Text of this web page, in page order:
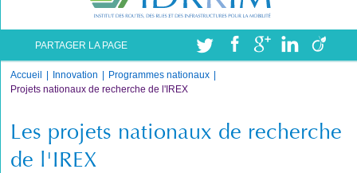
PARTAGER LA PAGE
Accueil Innovation
Programmes nationaux
Projets nationaux de recherche de l'IREX
Les projets nationaux de recherche
de l'IREX